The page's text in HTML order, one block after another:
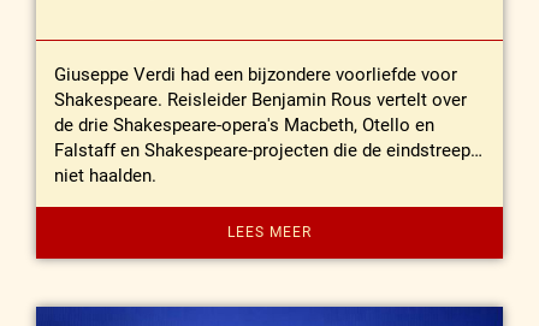
Giuseppe Verdi had een bijzondere voorliefde voor
Shakespeare. Reisleider Benjamin Rous vertelt over
de drie Shakespeare-opera's Macbeth, Otello en
Falstaff en Shakespeare-projecten die de eindstreep
niet haalden.
LEES MEER